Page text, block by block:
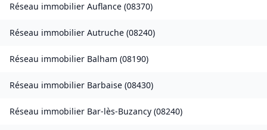
Réseau immobilier Auflance (08370)
Réseau immobilier Autruche (08240)
Réseau immobilier Balham (08190)
Réseau immobilier Barbaise (08430)
Réseau immobilier Bar-lès-Buzancy (08240)